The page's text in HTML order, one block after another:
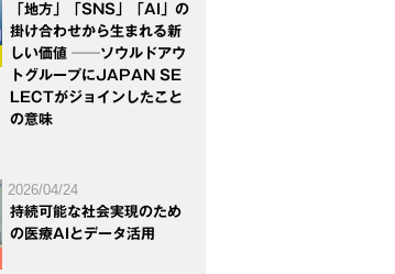
「地方」「SNS」「AI」の
掛け合わせから生まれる新
しい価値 ──ソウルドアウ
トグループにJAPAN SE
LECTがジョインしたこと
の意味
2026/04/24
持続可能な社会実現のため
の医療AIとデータ活用